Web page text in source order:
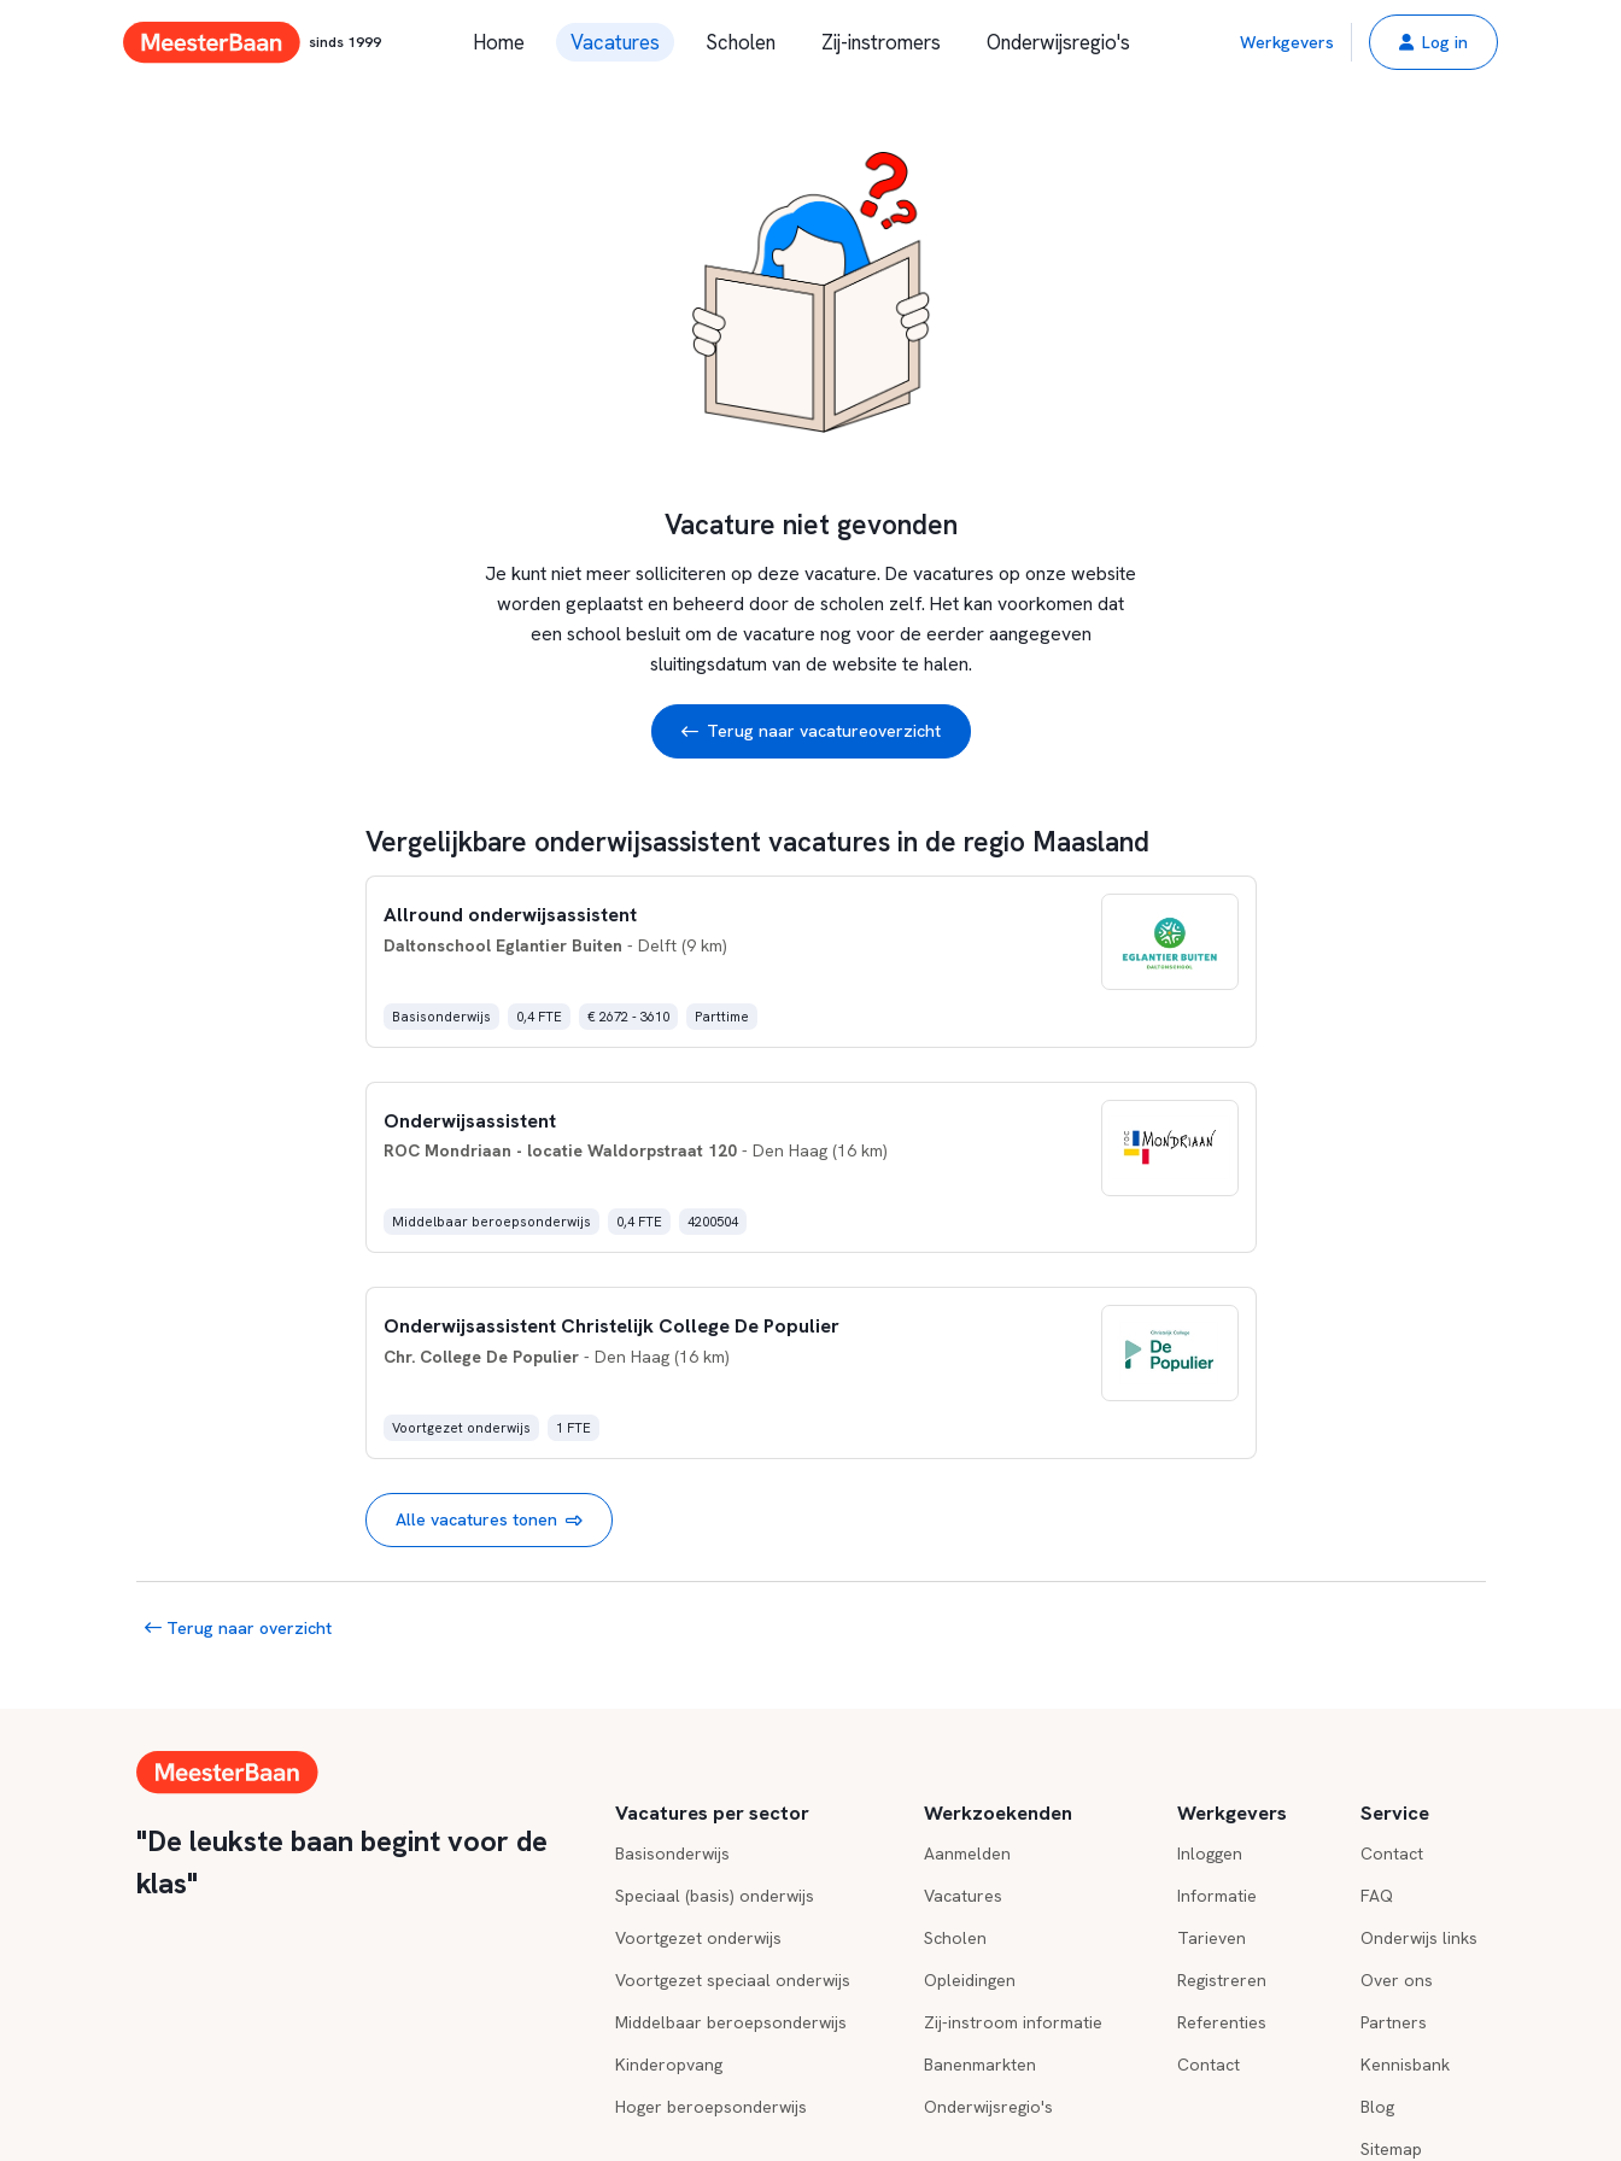
sinds 1999 Home Vacatures Scholen Zij-instromers Onderwijsregio's Werkgevers Log in
Vacature niet gevonden
Je kunt niet meer solliciteren op deze vacature. De vacatures op onze website
worden geplaatst en beheerd door de scholen zelf. Het kan voorkomen dat
een school besluit om de vacature nog voor de eerder aangegeven
sluitingsdatum van de website te halen.
Terug naar vacatureoverzicht
Vergelijkbare onderwijsassistent vacatures in de regio Maasland
Allround onderwijsassistent
Daltonschool Eglantier Buiten - Delft (9 km)
Basisonderwijs 0,4 FTE € 2672 - 3610 Parttime
Onderwijsassistent
ROC Mondriaan - locatie Waldorpstraat 120- Den Haag (16 km)
Middelbaar beroepsonderwijs 0,4 FTE 4200504
Onderwijsassistent Christelijk College De Populier
Chr. College De Populier- Den Haag (16 km)
Voortgezet onderwijs 1 FTE
Alle vacatures tonen
Terug naar overzicht
"De leukste baan begint voor de
klas"
Vacatures per sector
Basisonderwijs
Speciaal (basis) onderwijs
Voortgezet onderwijs
Voortgezet speciaal onderwijs
Middelbaar beroepsonderwijs
Kinderopvang
Hoger beroepsonderwijs
Werkzoekenden
Aanmelden
Vacatures
Scholen
Opleidingen
Zij-instroom informatie
Banenmarkten
Onderwijsregio's
Werkgevers
Inloggen
Informatie
Tarieven
Registreren
Referenties
Contact
Service
Contact
FAQ
Onderwijs links
Over ons
Partners
Kennisbank
Blog
Sitemap